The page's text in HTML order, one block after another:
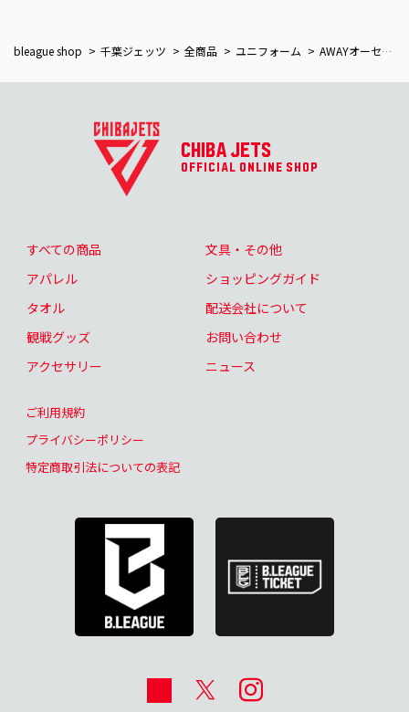
bleague shop 千葉ジェッツ 全商品 ユニフォーム AWAYオーセンティックユニフォーム（2025-26）ネーム＆ナンバー加工あり
CHIBA JETS
OFFICIAL ONLINE SHOP
すべての商品
アパレル
タオル
観戦グッズ
アクセサリー
文具・その他
ショッピングガイド
配送会社について
お問い合わせ
ニュース
ご利用規約
プライバシーポリシー
特定商取引法についての表記